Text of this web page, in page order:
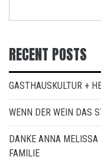
RECENT POSTS
GASTHAUSKULTUR +
WENN DER WEIN DAS
DANKE ANNA
FAMILIE